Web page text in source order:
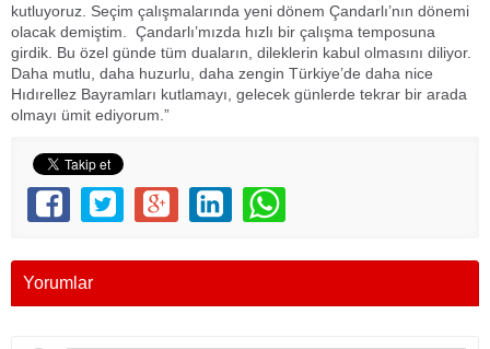
kutluyoruz. Seçim çalışmalarında yeni dönem Çandarlı’nın dönemi
olacak demiştim. Çandarlı’mızda hızlı bir çalışma temposuna
girdik. Bu özel günde tüm duaların, dileklerin kabul olmasını diliyor.
Daha mutlu, daha huzurlu, daha zengin Türkiye’de daha nice
Hıdırellez Bayramları kutlamayı, gelecek günlerde tekrar bir arada
olmayı ümit ediyorum.”
Yorumlar